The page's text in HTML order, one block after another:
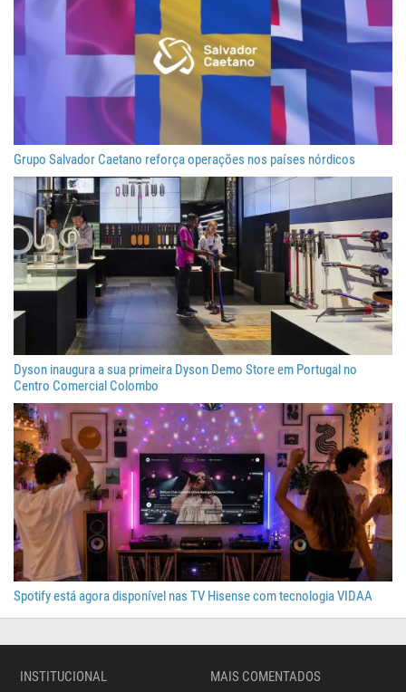
Grupo Salvador Caetano reforça operações nos países nórdicos
Dyson inaugura a sua primeira Dyson Demo Store em Portugal no
Centro Comercial Colombo
Spotify está agora disponível nas TV Hisense com tecnologia VIDAA
INSTITUCIONAL MAIS COMENTADOS